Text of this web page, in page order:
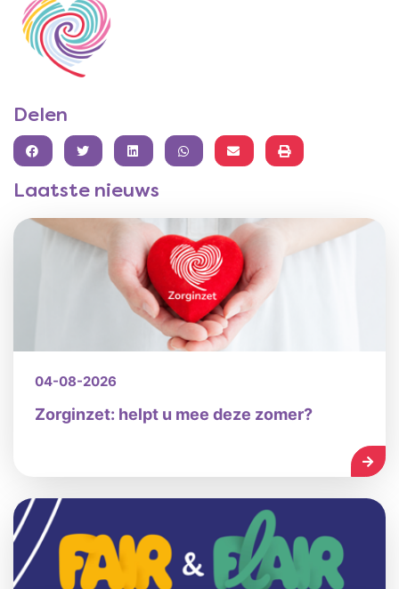
Delen
FACEBOOKTWITTERLINKEDINWHATSAPP
Laatste nieuws
04-08-2026
Zorginzet: helpt u mee deze zomer?